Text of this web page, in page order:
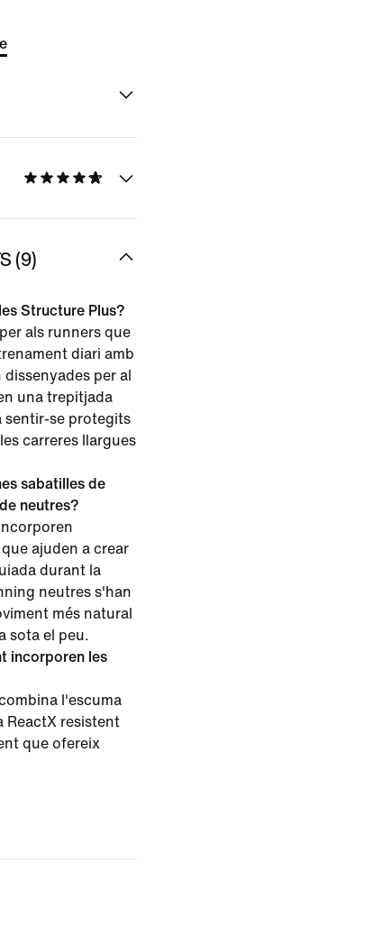
(9)
Structure Plus?
als runners que
diari amb
per al
una trepitjada
sentir-se protegits
carreres llargues
sabatilles de
neutres?
ajuden a crear
durant la
neutres s'han
més natural
sota el peu.
incorporen les
l'escuma
ReactX resistent
que ofereix